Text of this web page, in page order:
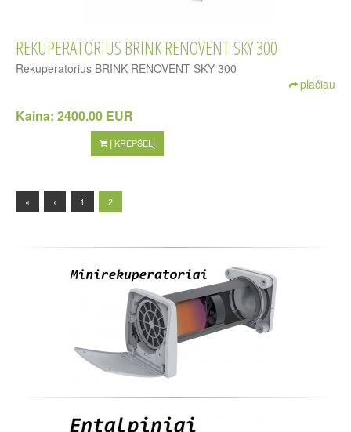
REKUPERATORIUS BRINK RENOVENT SKY 300
Rekuperatorius BRINK RENOVENT SKY 300
plačiau
Kaina: 2400.00 EUR
Į KREPŠELĮ
« ‹ 1 2